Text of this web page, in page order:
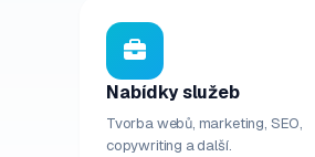
Nabídky služeb
Tvorba webů, marketing, SEO,
copywriting a další.